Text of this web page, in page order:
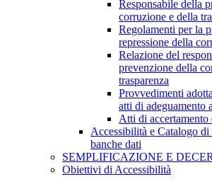
Responsabile della
corruzione e della
Regolamenti per la
repressione della
Relazione del
prevenzione della
trasparenza
Provvedimenti
atti di adeguamento
Atti di
Accessibilità e Catalogo di
banche dati
SEMPLIFICAZIONE E
Obiettivi di Accessibilità